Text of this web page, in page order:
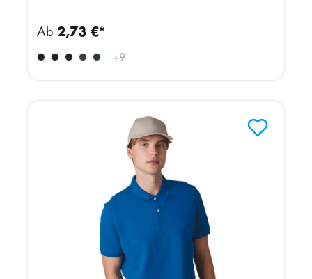
+9
Ab 2,73 €*